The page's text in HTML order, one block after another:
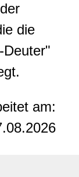
die
Deuter"
am: